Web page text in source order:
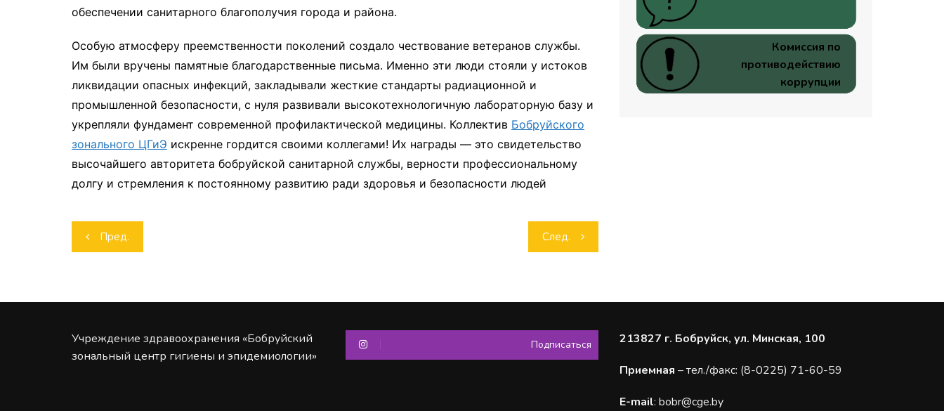
обеспечении санитарного благополучия города и района.
Особую атмосферу преемственности поколений создало чествование ветеранов службы.
Им были вручены памятные благодарственные письма. Именно эти люди стояли у истоков
ликвидации опасных инфекций, закладывали жесткие стандарты радиационной и
промышленной безопасности, с нуля развивали высокотехнологичную лабораторную базу и
укрепляли фундамент современной профилактической медицины. Коллектив Бобруйского
зонального ЦГиЭ искренне гордится своими коллегами! Их награды — это свидетельство
высочайшего авторитета бобруйской санитарной службы, верности профессиональному
долгу и стремления к постоянному развитию ради здоровья и безопасности людей
Навигация
по
Пред. След.
Комиссия по
противодействию
коррупции
Учреждение здравоохранения «Бобруйский
зональный центр гигиены и эпидемиологии»
Подписаться 213827 г. Бобруйск, ул. Минская, 100
Приемная – тел./факс: (8-0225) 71-60-59
Е-mail: bobr@cge.by